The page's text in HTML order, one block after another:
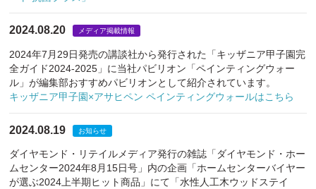
2024.08.20 メディア掲載情報
2024年7月29日発売の講談社から発行された「キッザニア甲子園完
全ガイド2024-2025」に当社パビリオン「ペインティングウォー
ル」が編集部おすすめパビリオンとして紹介されています。
キッザニア甲子園×アサヒペン ペインティングウォールはこちら
2024.08.19 お知らせ
ダイヤモンド・リテイルメディア発行の雑誌「ダイヤモンド・ホー
ムセンター2024年8月15日号」内の企画「ホームセンターバイヤー
が選ぶ2024上半期ヒット商品」にて「水性人工木ウッドステイ